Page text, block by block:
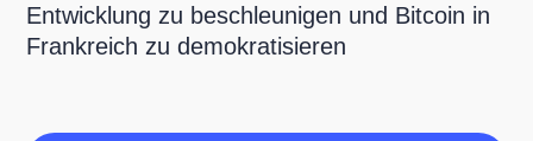
Entwicklung zu beschleunigen und Bitcoin in
Frankreich zu demokratisieren